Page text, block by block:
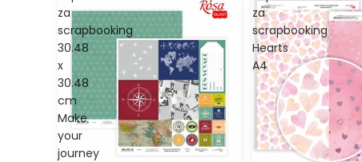
za
scrapbooking
30.48
x
30.48
cm
Make
your
journey
za
scrapbooking
Hearts
A4